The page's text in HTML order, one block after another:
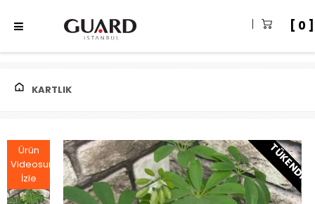
0
KARTLIK
Ürün
Videosunu
İzle
TÜKENDI